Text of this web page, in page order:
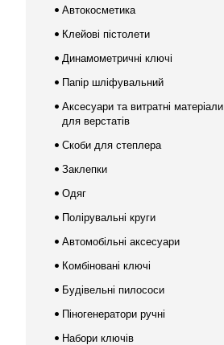
Автокосметика
Клейові пістолети
Динамометричні ключі
Папір шліфувальний
Аксесуари та витратні матеріали
для верстатів
Скоби для степлера
Заклепки
Одяг
Полірувальні круги
Автомобільні аксесуари
Комбіновані ключі
Будівельні пилососи
Піногенератори ручні
Набори ключів